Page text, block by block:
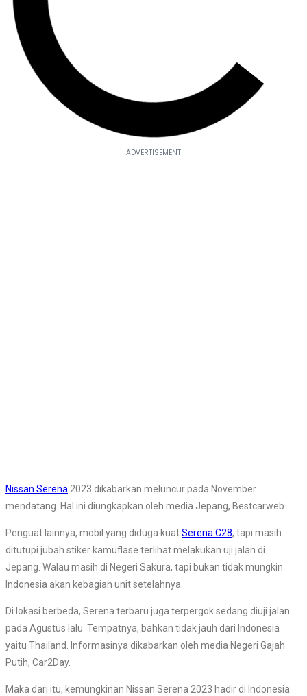
Nissan Serena2023 dikabarkan meluncur pada November
mendatang. Hal ini diungkapkan oleh media Jepang, Bestcarweb.
Penguat lainnya, mobil yang diduga kuatSerena C28, tapi masih
ditutupi jubah stiker kamuflase terlihat melakukan uji jalan di
Jepang. Walau masih di Negeri Sakura, tapi bukan tidak mungkin
Indonesia akan kebagian unit setelahnya.
Di lokasi berbeda, Serena terbaru juga terpergok sedang diuji jalan
pada Agustus lalu. Tempatnya, bahkan tidak jauh dari Indonesia
yaitu Thailand. Informasinya dikabarkan oleh media Negeri Gajah
Putih, Car2Day.
Maka dari itu, kemungkinan Nissan Serena 2023 hadir di Indonesia